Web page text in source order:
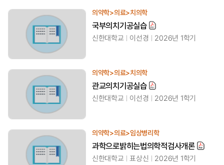
의약학>의료>치의학
국부의치기공실습
신한대학교 이선경 2026년 1학기
의약학>의료>치의학
관교의치기공실습
신한대학교 이선경 2026년 1학기
의약학>의료>임상병리학
과학으로밝히는법의학적검사개론
신한대학교 표상신 2026년 1학기